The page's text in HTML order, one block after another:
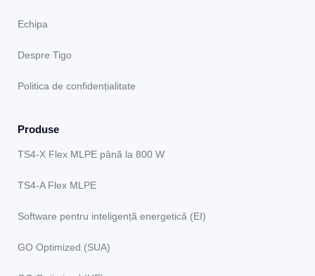
Echipa
Despre Tigo
Politica de confidențialitate
Produse
TS4-X Flex MLPE până la 800 W
TS4-A Flex MLPE
Software pentru inteligență energetică (EI)
GO Optimized (SUA)